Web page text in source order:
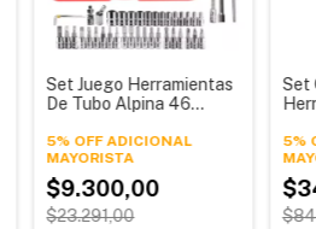
Set Juego Herramientas
De Tubo Alpina 46
5% OFF ADICIONAL
$9.300,00
$23.291,00
Set
5%